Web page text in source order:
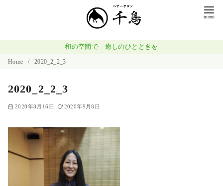
和の空間で 癒しのひとときを
Home 2020_2_2_3
2020_2_2_3
2020年8月16日 2020年9月8日